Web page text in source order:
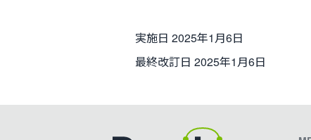
実施日 2025年1月6日
最終改訂日 2025年1月6日